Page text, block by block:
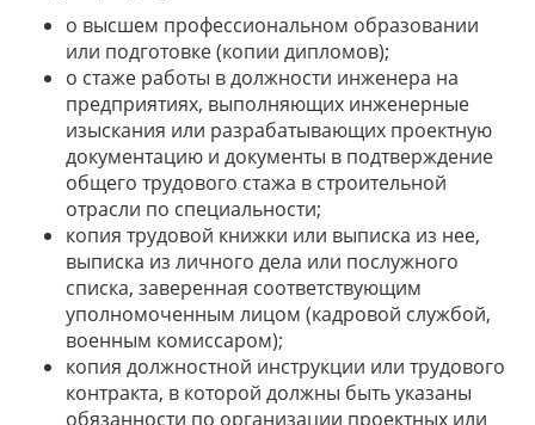
о высшем профессиональном образовании
или подготовке (копии дипломов);
о стаже работы в должности инженера на
предприятиях, выполняющих инженерные
изыскания или разрабатывающих проектную
документацию и документы в подтверждение
общего трудового стажа в строительной
отрасли по специальности;
копия трудовой книжки или выписка из нее,
выписка из личного дела или послужного
списка, заверенная соответствующим
уполномоченным лицом (кадровой службой,
военным комиссаром);
копия должностной инструкции или трудового
контракта, в которой должны быть указаны
обязанности по организации проектных или